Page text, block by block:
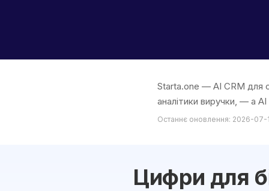
Starta.one — AI CRM для
аналітики виручки, — а
Останнє оновлення: 2026-07-
Цифри для